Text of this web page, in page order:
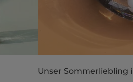
Unser Sommerliebling